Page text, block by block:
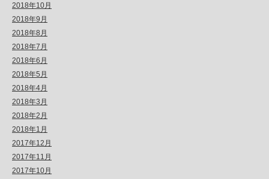
2018年10月
2018年9月
2018年8月
2018年7月
2018年6月
2018年5月
2018年4月
2018年3月
2018年2月
2018年1月
2017年12月
2017年11月
2017年10月